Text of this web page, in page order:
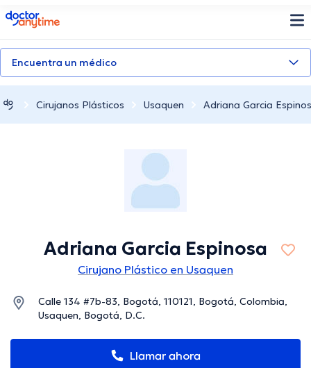
doctoranytime
Encuentra un médico
Cirujanos Plásticos Usaquen Adriana Garcia
Adriana Garcia Espinosa
Cirujano Plástico en Usaquen
Calle 134 #7b-83, Bogotá, 110121, Bogotá, Colombia,
Usaquen, Bogotá, D.C.
Llamar ahora